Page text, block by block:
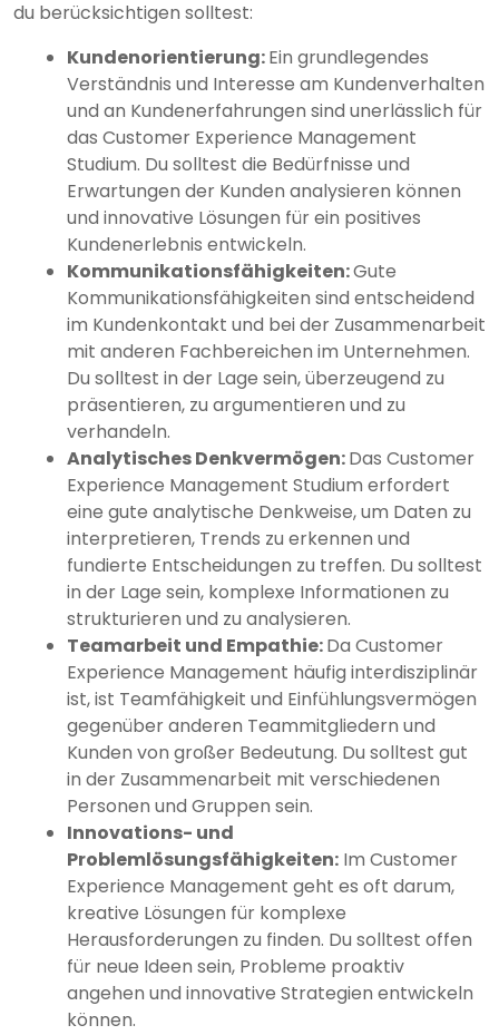
du berücksichtigen solltest:
Kundenorientierung:Ein grundlegendes
Verständnis und Interesse am Kundenverhalten
und an Kundenerfahrungen sind unerlässlich für
das Customer Experience Management
Studium. Du solltest die Bedürfnisse und
Erwartungen der Kunden analysieren können
und innovative Lösungen für ein positives
Kundenerlebnis entwickeln.
Kommunikationsfähigkeiten:Gute
Kommunikationsfähigkeiten sind entscheidend
im Kundenkontakt und bei der Zusammenarbeit
mit anderen Fachbereichen im Unternehmen.
Du solltest in der Lage sein, überzeugend zu
präsentieren, zu argumentieren und zu
verhandeln.
Analytisches Denkvermögen:Das Customer
Experience Management Studium erfordert
eine gute analytische Denkweise, um Daten zu
interpretieren, Trends zu erkennen und
fundierte Entscheidungen zu treffen. Du solltest
in der Lage sein, komplexe Informationen zu
strukturieren und zu analysieren.
Teamarbeit und Empathie:Da Customer
Experience Management häufig interdisziplinär
ist, ist Teamfähigkeit und Einfühlungsvermögen
gegenüber anderen Teammitgliedern und
Kunden von großer Bedeutung. Du solltest gut
in der Zusammenarbeit mit verschiedenen
Personen und Gruppen sein.
Innovations- und
Problemlösungsfähigkeiten: Im Customer
Experience Management geht es oft darum,
kreative Lösungen für komplexe
Herausforderungen zu finden. Du solltest offen
für neue Ideen sein, Probleme proaktiv
angehen und innovative Strategien entwickeln
können.